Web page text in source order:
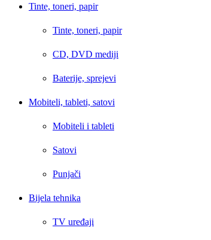
Tinte, toneri, papir
Tinte, toneri, papir
CD, DVD mediji
Baterije, sprejevi
Mobiteli, tableti, satovi
Mobiteli i tableti
Satovi
Punjači
Bijela tehnika
TV uređaji